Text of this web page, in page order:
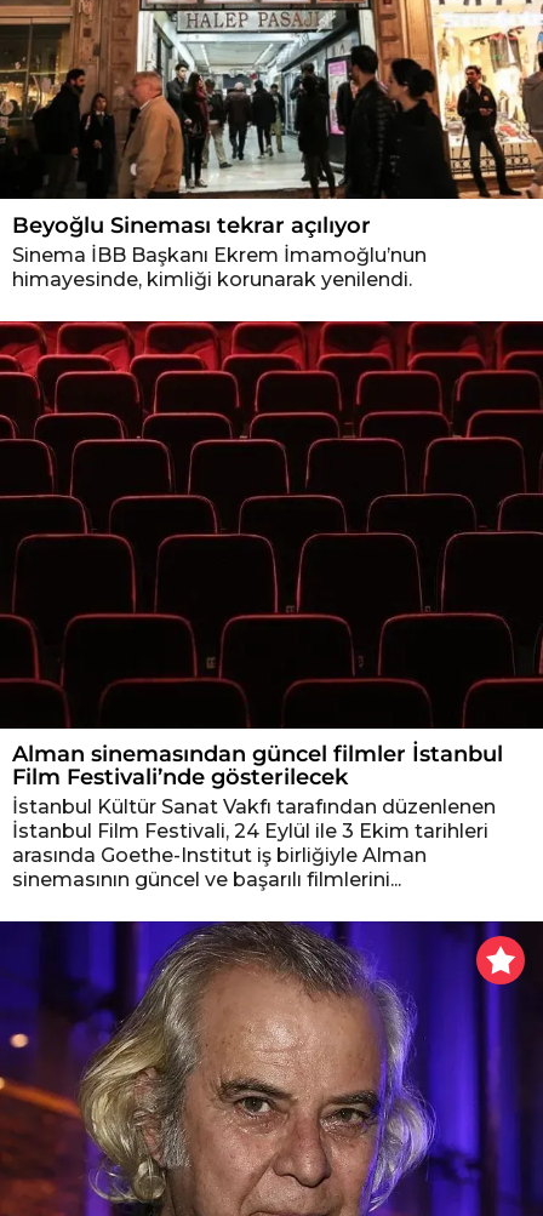
Beyoğlu Sineması tekrar açılıyor
Sinema İBB Başkanı Ekrem İmamoğlu’nun
himayesinde, kimliği korunarak yenilendi.
Alman sinemasından güncel filmler İstanbul
Film Festivali’nde gösterilecek
İstanbul Kültür Sanat Vakfı tarafından düzenlenen
İstanbul Film Festivali, 24 Eylül ile 3 Ekim tarihleri
arasında Goethe-Institut iş birliğiyle Alman
sinemasının güncel ve başarılı filmlerini...